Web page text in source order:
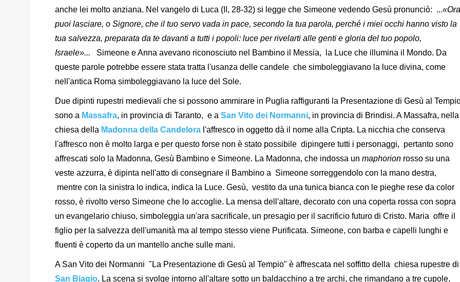
anche lei molto anziana. Nel vangelo di Luca (II, 28-32) si legge che Simeone vedendo Gesù pronunciò: ...«Ora
puoi lasciare, o Signore, che il tuo servo vada in pace, secondo la tua parola, perché i miei occhi hanno visto la
tua salvezza, preparata da te davanti a tutti i popoli: luce per rivelarti alle genti e gloria del tuo popolo,
Israele»...
Simeone e Anna avevano riconosciuto nel Bambino il Messia, la Luce che illumina il Mondo. Da
queste parole potrebbe essere stata tratta l'usanza delle candele che simboleggiavano la luce divina, come
nell'antica Roma simboleggiavano la luce del Sole.
Due dipinti rupestri medievali che si possono ammirare in Puglia raffiguranti la Presentazione di Gesù al
sono a Massafra, in provincia di Taranto, e a San Vito dei Normanni, in provincia di Brindisi. A Massafra, nella
chiesa della Madonna della Candelora l'affresco in oggetto dà il nome alla Cripta. La nicchia che conserva
l'affresco non è molto larga e per questo forse non è stato possibile dipingere tutti i personaggi, pertanto sono
affrescati solo la Madonna, Gesù Bambino e Simeone. La Madonna, che indossa un maphorion rosso su una
veste azzurra, è dipinta nell'atto di consegnare il Bambino a Simeone sorreggendolo con la mano destra,
mentre con la sinistra lo indica, indica la Luce. Gesù, vestito da una tunica bianca con le pieghe rese da color
rosso, è rivolto verso Simeone che lo accoglie. La mensa dell'altare, decorato con una coperta rossa con sopra
un evangelario chiuso, simboleggia un'ara sacrificale, un presagio per il sacrificio futuro di Cristo. Maria offre il
figlio per la salvezza dell'umanità ma al tempo stesso viene Purificata. Simeone, con barba e capelli lunghi e
fluenti è coperto da un mantello anche sulle mani.
A San Vito dei Normanni "La Presentazione di Gesù al Tempio" è affrescata nel soffitto della chiesa rupestre di
San Biagio. La scena si svolge intorno all'altare sotto un baldacchino a tre archi, che rimandano a tre cupole,